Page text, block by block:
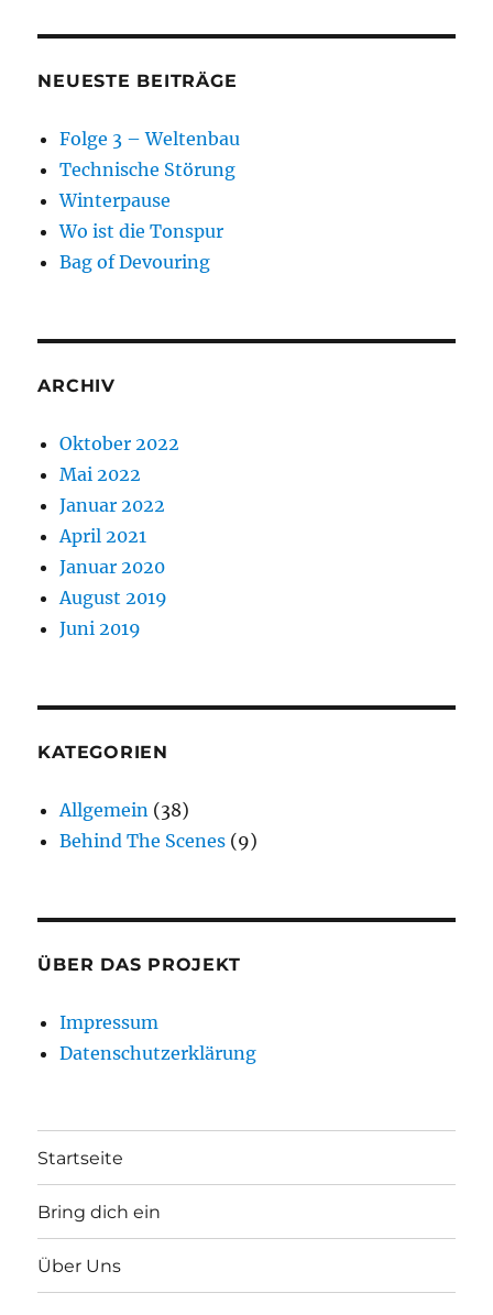
NEUESTE BEITRÄGE
Folge 3 – Weltenbau
Technische Störung
Winterpause
Wo ist die Tonspur
Bag of Devouring
ARCHIV
Oktober 2022
Mai 2022
Januar 2022
April 2021
Januar 2020
August 2019
Juni 2019
KATEGORIEN
Allgemein (38)
Behind The Scenes (9)
ÜBER DAS PROJEKT
Impressum
Datenschutzerklärung
Startseite
Bring dich ein
Über Uns